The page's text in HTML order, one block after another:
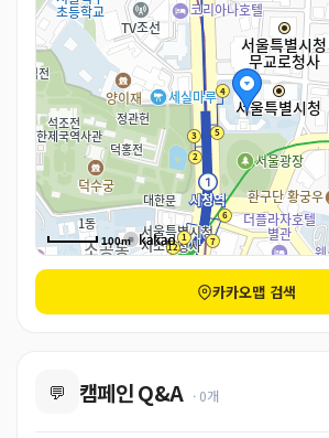
100m
카카오맵 검색
💬 캠페인 Q&A · 0개